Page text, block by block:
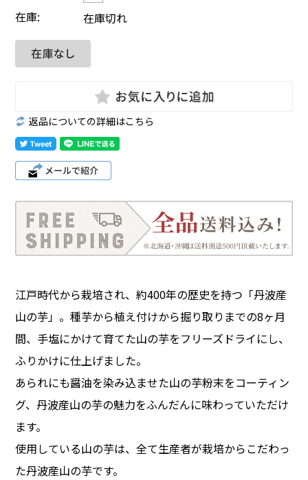
在庫:
在庫切れ
返品についての詳細はこちら
江戸時代から栽培され、約400年の歴史を持つ「丹波産
山の芋」。種芋から植え付けから掘り取りまでの8ヶ月
間、手塩にかけて育てた山の芋をフリーズドライにし、
ふりかけに仕上げました。
あられにも醤油を染み込ませた山の芋粉末をコーティン
グ、丹波産山の芋の魅力をふんだんに味わっていただけ
ます。
使用している山の芋は、全て生産者が栽培からこだわっ
た丹波産山の芋です。